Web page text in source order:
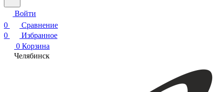
Войти
0
Сравнение
0
Избранное
0 Корзина
Челябинск